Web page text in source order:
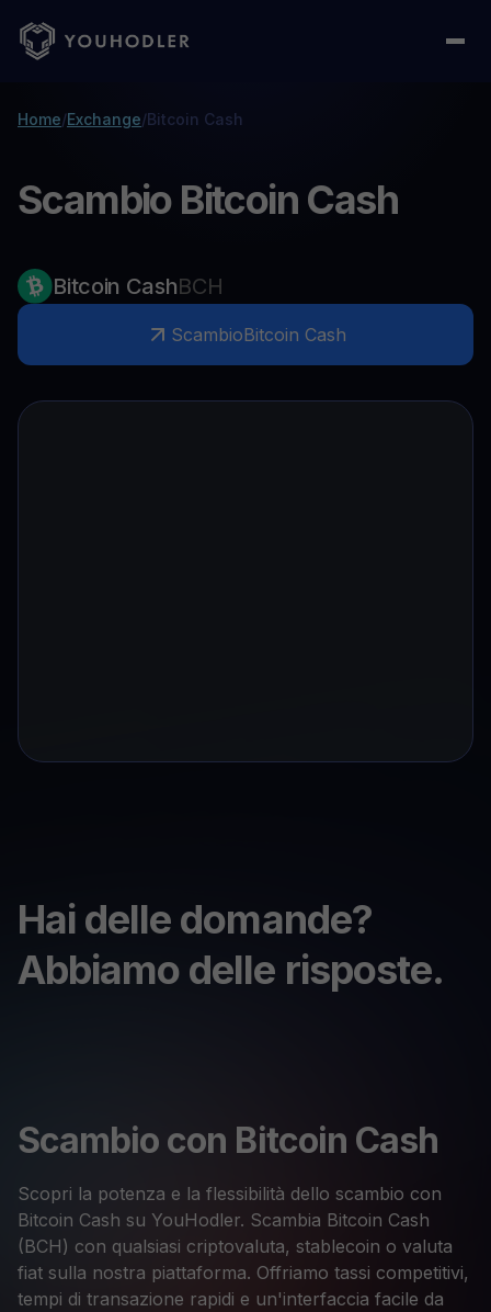
Home/Exchange/Bitcoin Cash
Scambio Bitcoin Cash
Bitcoin CashBCH
ScambioBitcoin Cash
Hai delle domande?
Abbiamo delle risposte.
Scambio con Bitcoin Cash
Scopri la potenza e la flessibilità dello scambio con
Bitcoin Cash su YouHodler. Scambia Bitcoin Cash
(BCH) con qualsiasi criptovaluta, stablecoin o valuta
fiat sulla nostra piattaforma. Offriamo tassi competitivi,
tempi di transazione rapidi e un'interfaccia facile da